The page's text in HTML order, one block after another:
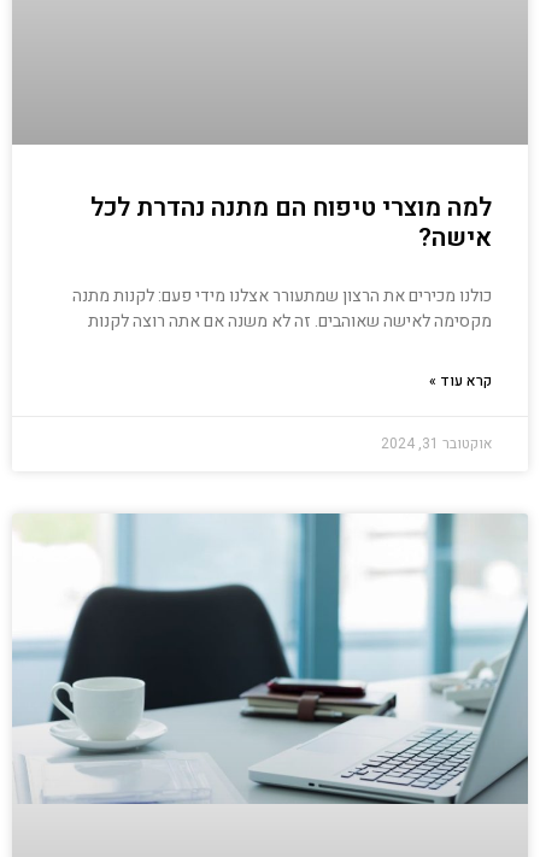
למה מוצרי טיפוח הם מתנה נהדרת לכל
אישה?
כולנו מכירים את הרצון שמתעורר אצלנו מידי פעם: לקנות מתנה
מקסימה לאישה שאוהבים. זה לא משנה אם אתה רוצה לקנות
קרא עוד »
אוקטובר 31, 2024